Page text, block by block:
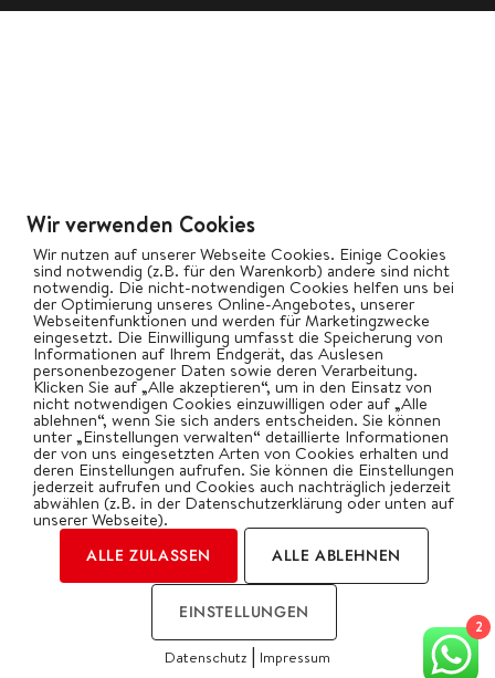
2
Wir verwenden Cookies
Wir nutzen auf unserer Webseite Cookies. Einige Cookies
sind notwendig (z.B. für den Warenkorb) andere sind nicht
notwendig. Die nicht-notwendigen Cookies helfen uns bei
der Optimierung unseres Online-Angebotes, unserer
Webseitenfunktionen und werden für Marketingzwecke
eingesetzt. Die Einwilligung umfasst die Speicherung von
Informationen auf Ihrem Endgerät, das Auslesen
personenbezogener Daten sowie deren Verarbeitung.
Klicken Sie auf „Alle akzeptieren“, um in den Einsatz von
nicht notwendigen Cookies einzuwilligen oder auf „Alle
ablehnen“, wenn Sie sich anders entscheiden. Sie können
unter „Einstellungen verwalten“ detaillierte Informationen
der von uns eingesetzten Arten von Cookies erhalten und
deren Einstellungen aufrufen. Sie können die Einstellungen
jederzeit aufrufen und Cookies auch nachträglich jederzeit
abwählen (z.B. in der Datenschutzerklärung oder unten auf
unserer Webseite).
ALLE ZULASSEN ALLE ABLEHNEN
EINSTELLUNGEN
Datenschutz | Impressum